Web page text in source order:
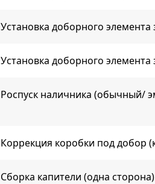
Установка доборного
Установка доборного
Роспуск наличника (обычный/
Коррекция коробки под добор
Сборка капители (одна